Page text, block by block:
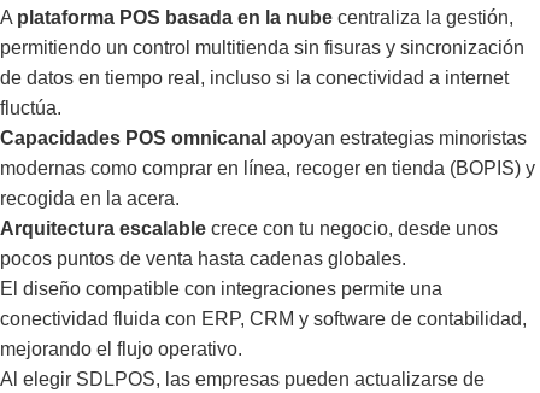
A plataforma POS basada en la nube centraliza la gestión,
permitiendo un control multitienda sin fisuras y sincronización
de datos en tiempo real, incluso si la conectividad a internet
fluctúa.
Capacidades POS omnicanal apoyan estrategias minoristas
modernas como comprar en línea, recoger en tienda (BOPIS) y
recogida en la acera.
Arquitectura escalable crece con tu negocio, desde unos
pocos puntos de venta hasta cadenas globales.
El diseño compatible con integraciones permite una
conectividad fluida con ERP, CRM y software de contabilidad,
mejorando el flujo operativo.
Al elegir SDLPOS, las empresas pueden actualizarse de